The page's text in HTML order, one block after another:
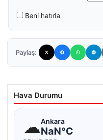
Beni hatırla
Paylaş:
Hava Durumu
☁Ankara
NaN°C